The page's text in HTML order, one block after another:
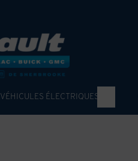
VÉHICULES ÉLECTRIQUES